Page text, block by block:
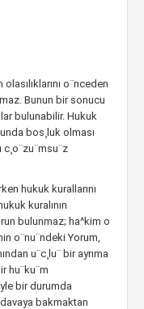
o¨nceden
Bunun bir sonucu
bulunabilir. Hukuk
bos¸luk olması
hukuk kurallarını
kuralının
bulunmaz; ha^kim o
o¨nu¨ndeki Yorum,
u¨c¸lu¨ bir ayrıma
hu¨ku¨m
bir durumda
bakmaktan